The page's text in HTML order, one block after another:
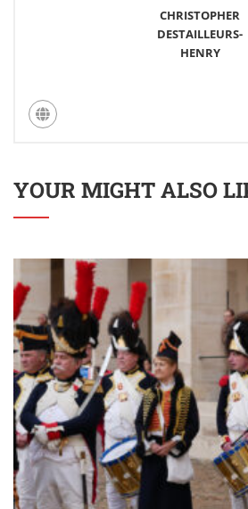
CHRISTOPHER
DESTAILLEURS-
HENRY
YOUR MIGHT ALSO